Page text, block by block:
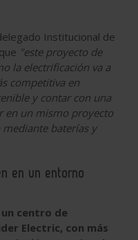
Institucional de
"este proyecto de
la electrificación va a
competitiva en
y contar con una
en un mismo proyecto
baterías y
en un entorno
centro de
Electric, con más